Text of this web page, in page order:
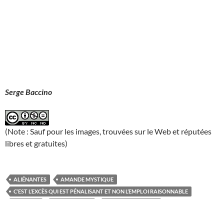
Serge Baccino
(Note : Sauf pour les images, trouvées sur le Web et réputées
libres et gratuites)
ALIÉNANTES
AMANDE MYSTIQUE
C’EST L’EXCÈS QUI EST PÉNALISANT ET NON L’EMPLOI RAISONNABLE